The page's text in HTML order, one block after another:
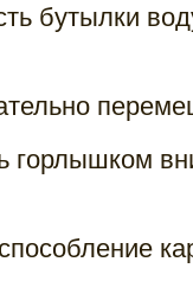
бутылки
горлышком